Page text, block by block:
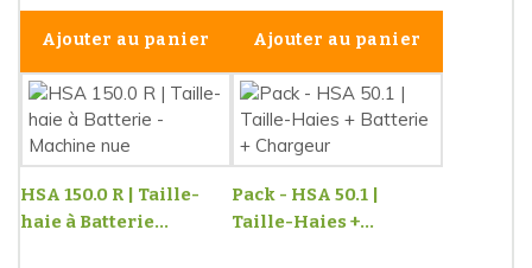
Ajouter au panier Ajouter au panier
HSA 150.0 R | Taille-
haie à Batterie...
Pack - HSA 50.1 |
Taille-Haies +...